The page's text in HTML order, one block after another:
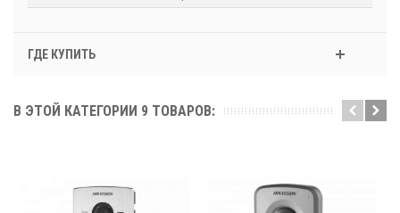
ГДЕ КУПИТЬ
В ЭТОЙ КАТЕГОРИИ 9 ТОВАРОВ: